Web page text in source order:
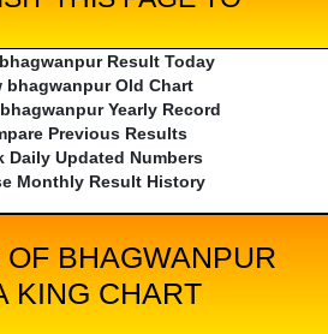
Result Today
bhagwanpur Old Chart
Yearly Record
Previous Results
Daily Updated Numbers
Monthly Result History
OF BHAGWANPUR
KING CHART